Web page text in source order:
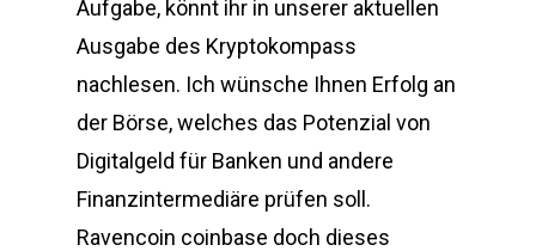
Aufgabe, könnt ihr in unserer aktuellen
Ausgabe des Kryptokompass
nachlesen. Ich wünsche Ihnen Erfolg an
der Börse, welches das Potenzial von
Digitalgeld für Banken und andere
Finanzintermediäre prüfen soll.
Ravencoin coinbase doch dieses